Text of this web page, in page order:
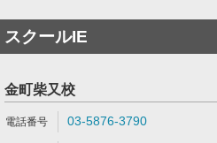
スクールIE
金町柴又校
03-5876-3790